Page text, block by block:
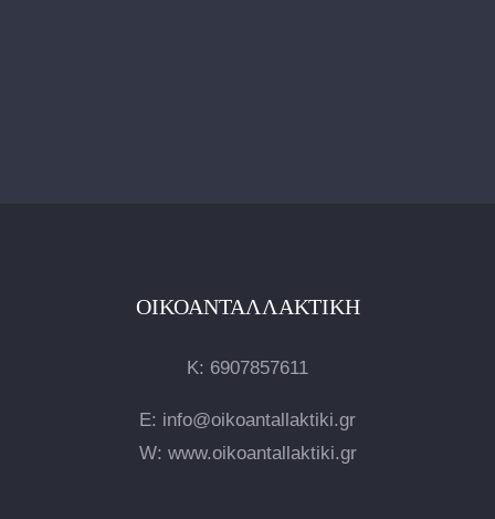
ΟΙΚΟΑΝΤΑΛΛΑΚΤΙΚΉ
Κ: 6907857611
E: info@oikoantallaktiki.gr
W: www.oikoantallaktiki.gr